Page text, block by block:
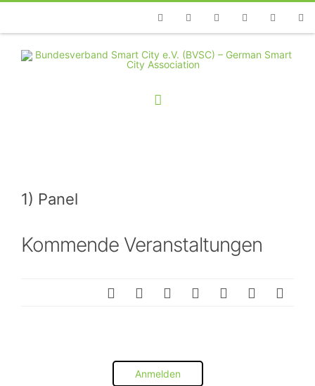
TelefonFacebookTwitterYoutubeInstagramLinkedin
1) Panel
Kommende Veranstaltungen
Anmelden